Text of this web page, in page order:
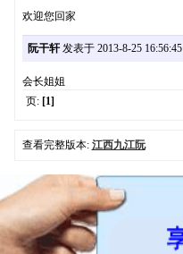
欢迎您回家
阮干轩发表于 2013-8-25 16:56:45
会长姐姐
页: [1]
查看完整版本: 江西九江阮